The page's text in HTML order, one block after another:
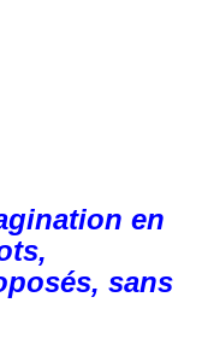
en
sans